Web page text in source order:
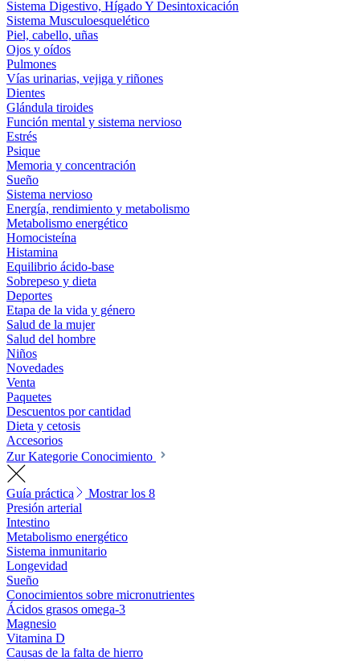
Sistema Digestivo, Hígado Y Desintoxicación
Sistema Musculoesquelético
Piel, cabello, uñas
Ojos y oídos
Pulmones
Vías urinarias, vejiga y riñones
Dientes
Glándula tiroides
Función mental y sistema nervioso
Estrés
Psique
Memoria y concentración
Sueño
Sistema nervioso
Energía, rendimiento y metabolismo
Metabolismo energético
Homocisteína
Histamina
Equilibrio ácido-base
Sobrepeso y dieta
Deportes
Etapa de la vida y género
Salud de la mujer
Salud del hombre
Niños
Novedades
Venta
Paquetes
Descuentos por cantidad
Dieta y cetosis
Accesorios
Zur Kategorie Conocimiento
Guía práctica
Mostrar los 8
Presión arterial
Intestino
Metabolismo energético
Sistema inmunitario
Longevidad
Sueño
Conocimientos sobre micronutrientes
Ácidos grasos omega-3
Magnesio
Vitamina D
Causas de la falta de hierro